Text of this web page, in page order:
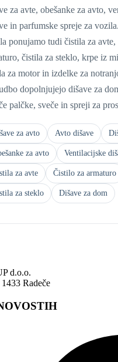
za avte, obešanke za avto,
in parfumske spreje za
ponujamo tudi čistila za avte,
čistila za steklo, krpe iz
za motor in izdelke za
dopolnjujejo dišave za
palčke, sveče in spreji za
za avto Avto dišave
za avto Ventilacijske
za avte Čistilo za armaturo
za steklo Dišave za dom
d.o.o.
Radeče